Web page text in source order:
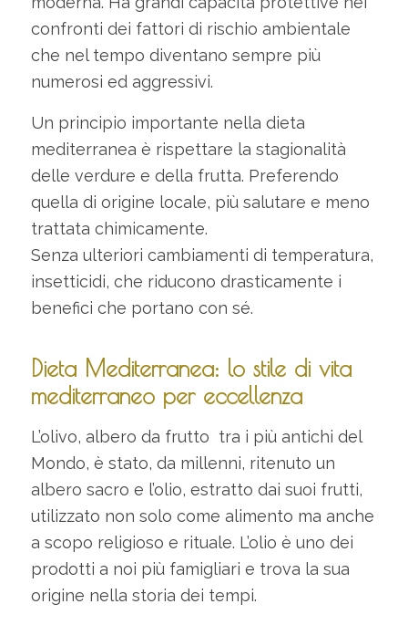
confronti dei fattori di rischio ambientale
che nel tempo diventano sempre più
numerosi ed aggressivi.
Un principio importante nella dieta
mediterranea è rispettare la stagionalità
delle verdure e della frutta. Preferendo
quella di origine locale, più salutare e meno
trattata chimicamente.
Senza ulteriori cambiamenti di temperatura,
insetticidi, che riducono drasticamente i
benefici che portano con sé.
Dieta Mediterranea: lo stile di vita
mediterraneo per eccellenza
L’olivo, albero da frutto tra i più antichi del
Mondo, è stato, da millenni, ritenuto un
albero sacro e l’olio, estratto dai suoi frutti,
utilizzato non solo come alimento ma anche
a scopo religioso e rituale. L’olio è uno dei
prodotti a noi più famigliari e trova la sua
origine nella storia dei tempi.